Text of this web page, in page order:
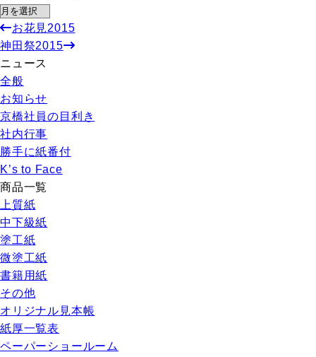
お花見2015
神田祭2015
ニュース
全般
お知らせ
京橋社員の目利き
社内行事
勝手に紙番付
K’s to Face
商品一覧
上質紙
中下級紙
塗工紙
微塗工紙
書籍用紙
その他
オリジナル見本帳
紙厚一覧表
ペーパーショールーム